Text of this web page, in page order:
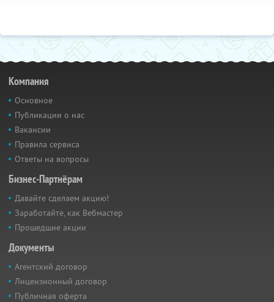
Компания
Основное
Публикации о нас
Вакансии
Правила сервиса
Ответы на вопросы
Бизнес-Партнёрам
Давайте сделаем акцию!
Заработайте, как Вебмастер
Прошедшие акции
Документы
Агентский договор
Лицензионный договор
Публичная оферта